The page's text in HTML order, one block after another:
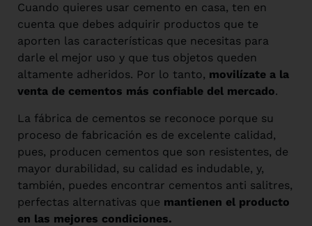
Cuando quieres usar cemento en casa, ten en
cuenta que debes adquirir productos que te
aporten las características que necesitas para
darle el mejor uso y que tus objetos queden
altamente adheridos. Por lo tanto, movilízate a la
venta de cementos más confiable del mercado.
La fábrica de cementos se reconoce porque su
proceso de fabricación es de excelente calidad,
pues, producen cementos que son resistentes, de
mayor durabilidad, su calidad es indudable, y,
también, puedes encontrar cementos anti salitres,
perfectas alternativas que mantienen el producto
en las mejores condiciones.